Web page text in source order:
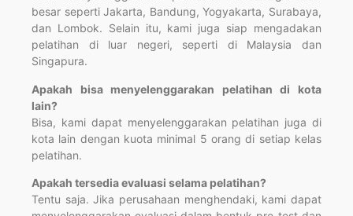
besar seperti Jakarta, Bandung, Yogyakarta, Surabaya,
dan Lombok. Selain itu, kami juga siap mengadakan
pelatihan di luar negeri, seperti di Malaysia dan
Singapura.
Apakah bisa menyelenggarakan pelatihan di kota
lain?
Bisa, kami dapat menyelenggarakan pelatihan juga di
kota lain dengan kuota minimal 5 orang di setiap kelas
pelatihan.
Apakah tersedia evaluasi selama pelatihan?
Tentu saja. Jika perusahaan menghendaki, kami dapat